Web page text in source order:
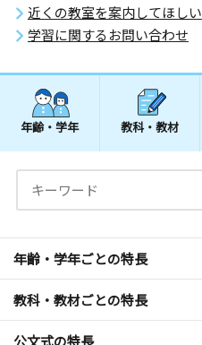
近くの教室を案内してほしい
学習に関するお問い合わせ
年齢・学年 教科・教材
年齢・学年ごとの特長
教科・教材ごとの特長
公文式の特長